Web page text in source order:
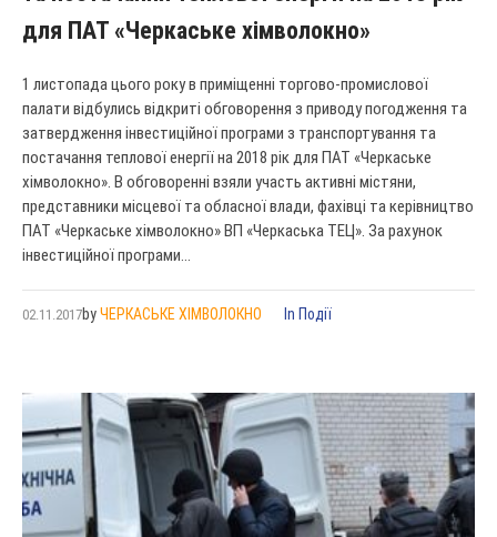
для ПАТ «Черкаське хімволокно»
1 листопада цього року в приміщенні торгово-промислової
палати відбулись відкриті обговорення з приводу погодження та
затвердження інвестиційної програми з транспортування та
постачання теплової енергії на 2018 рік для ПАТ «Черкаське
хімволокно». В обговоренні взяли участь активні містяни,
представники місцевої та обласної влади, фахівці та керівництво
ПАТ «Черкаське хімволокно» ВП «Черкаська ТЕЦ». За рахунок
інвестиційної програми...
02.11.2017byЧЕРКАСЬКЕ ХІМВОЛОКНО In Події